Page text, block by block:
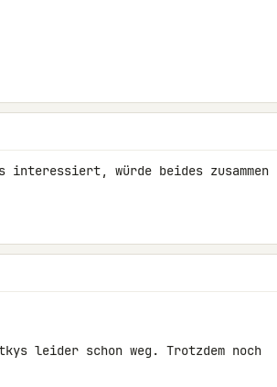
interessiert, würde beides zusammen
leider schon weg. Trotzdem noch